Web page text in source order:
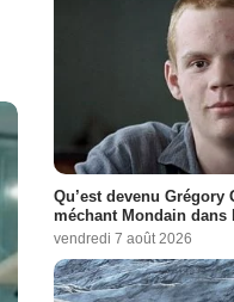
Qu’est devenu
méchant Mondain dans
vendredi 7 août 2026